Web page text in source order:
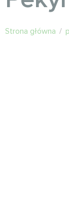
Strona główna /